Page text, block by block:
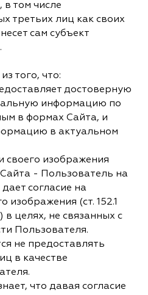
том числе
третьих лиц как своих
сам субъект
того, что:
достоверную
информацию по
в формах Сайта, и
в актуальном
своего изображения
- Пользователь на
согласие на
изображения (ст. 152.1
в целях, не связанных с
Пользователя.
не предоставлять
в качестве
что давая согласие